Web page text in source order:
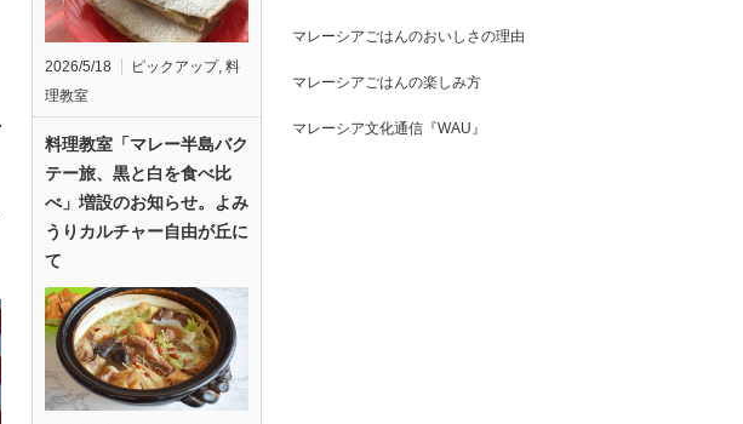
2026/5/18 ピックアップ, 料
理教室
料理教室「マレー半島バク
テー旅、黒と白を食べ比
べ」増設のお知らせ。よみ
うりカルチャー自由が丘に
て
マレーシアごはんのおいしさの理由
マレーシアごはんの楽しみ方
マレーシア文化通信『WAU』